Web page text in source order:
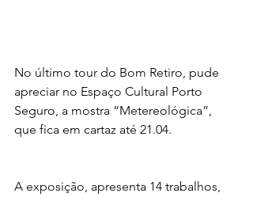
No último tour do Bom Retiro, pude
apreciar no Espaço Cultural Porto
Seguro, a mostra “Metereológica”,
que fica em cartaz até 21.04.
A exposição, apresenta 14 trabalhos,